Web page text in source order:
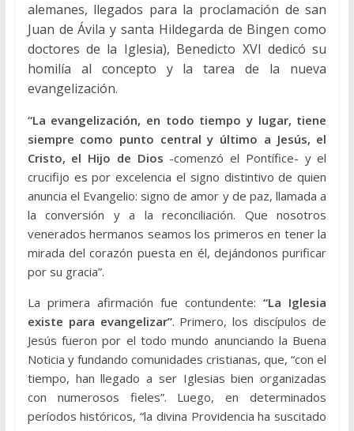
alemanes, llegados para la proclamación de san
Juan de Ávila y santa Hildegarda de Bingen como
doctores de la Iglesia), Benedicto XVI dedicó su
homilía al concepto y la tarea de la nueva
evangelización.
“La evangelización, en todo tiempo y lugar, tiene
siempre como punto central y último a Jesús, el
Cristo, el Hijo de Dios -comenzó el Pontífice- y el
crucifijo es por excelencia el signo distintivo de quien
anuncia el Evangelio: signo de amor y de paz, llamada a
la conversión y a la reconciliación. Que nosotros
venerados hermanos seamos los primeros en tener la
mirada del corazón puesta en él, dejándonos purificar
por su gracia”.
La primera afirmación fue contundente:“La Iglesia
existe para evangelizar”. Primero, los discípulos de
Jesús fueron por el todo mundo anunciando la Buena
Noticia y fundando comunidades cristianas, que, “con el
tiempo, han llegado a ser Iglesias bien organizadas
con numerosos fieles”. Luego, en determinados
períodos históricos, “la divina Providencia ha suscitado